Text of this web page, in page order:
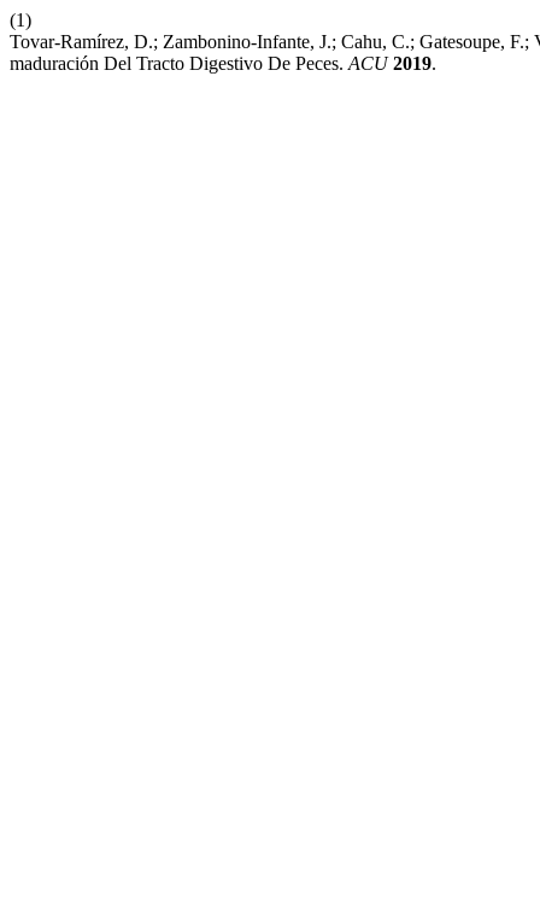
(1)
Tovar-Ramírez, D.; Zambonino-Infante, J.; Cahu, C.; Gatesoupe,
maduración Del Tracto Digestivo De Peces. ACU 2019.